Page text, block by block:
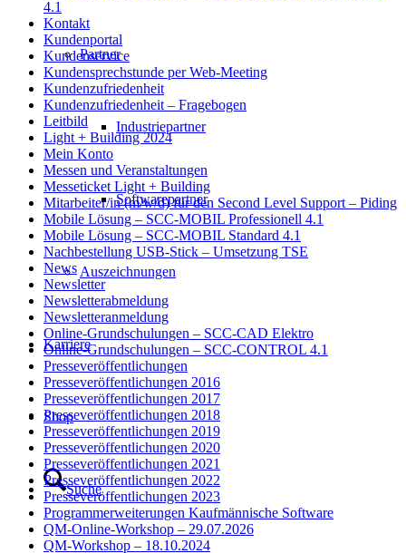
Partner
Industriepartner
Softwarepartner
Auszeichnungen
Karriere
Shop
Suche
4.1
Kontakt
Kundenportal
Kundenservice
Kundensprechstunde per Web-Meeting
Kundenzufriedenheit
Kundenzufriedenheit – Fragebogen
Leitbild
Light + Building 2024
Mein Konto
Messen und Veranstaltungen
Messeticket Light + Building
Mitarbeiter/in (m/w/d) für den Second Level Support – Piding
Mobile Lösung – SCC-MOBIL Professionell 4.1
Mobile Lösung – SCC-MOBIL Standard 4.1
Nachbestellung USB-Stick – Umsetzung TSE
News
Newsletter
Newsletterabmeldung
Newsletteranmeldung
Online-Grundschulungen – SCC-CAD Elektro
Online-Grundschulungen – SCC-CONTROL 4.1
Presseveröffentlichungen
Presseveröffentlichungen 2016
Presseveröffentlichungen 2017
Presseveröffentlichungen 2018
Presseveröffentlichungen 2019
Presseveröffentlichungen 2020
Presseveröffentlichungen 2021
Presseveröffentlichungen 2022
Presseveröffentlichungen 2023
Programmerweiterungen Kaufmännische Software
QM-Online-Workshop – 29.07.2026
QM-Workshop – 18.10.2024